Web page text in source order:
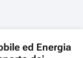
ed Energia